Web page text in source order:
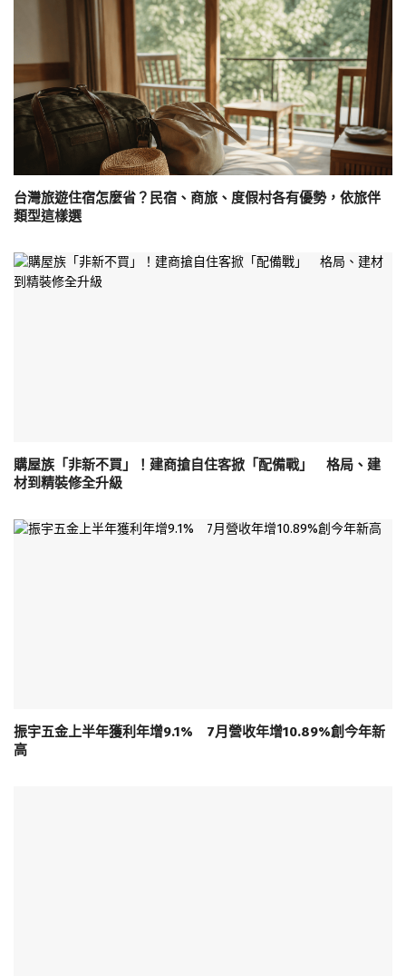
台灣旅遊住宿怎麼省？民宿、商旅、度假村各有優勢，依旅伴
類型這樣選
購屋族「非新不買」！建商搶自住客掀「配備戰」 格局、建
材到精裝修全升級
振宇五金上半年獲利年增9.1% 7月營收年增10.89%創今年新
高